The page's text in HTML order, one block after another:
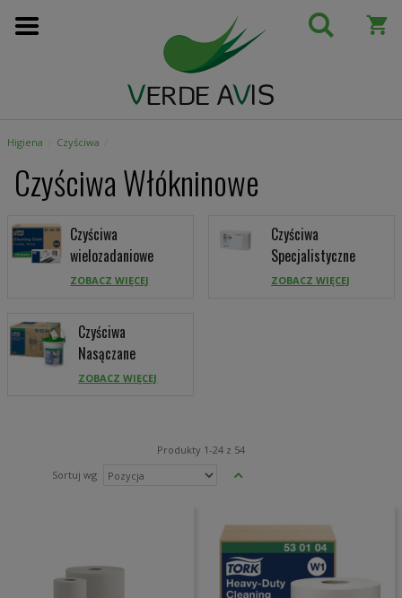
Przejdź
do
Higiena Czyściwa
Czyściwa Włókninowe
Czyściwa
wielozadaniowe
ZOBACZ WIĘCEJ
Czyściwa
Specjalistyczne
ZOBACZ WIĘCEJ
Czyściwa
Nasączane
ZOBACZ WIĘCEJ
Produkty 1-24 z 54
Sortuj wg
Ustaw